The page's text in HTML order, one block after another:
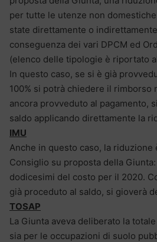
per tutte le utenze non
state direttamente o
conseguenza dei vari DPCM ed
(elenco delle tipologie è riportato
In questo caso, se si è già
100% si potrà chiedere il rimborso
ancora provveduto al pagamento,
saldo applicando direttamente la
IMU
Anche in questo caso, la riduzione
Consiglio su proposta della
dodicesimi del costo per il 2020.
già proceduto al saldo, si gioverà
TOSAP
La Giunta aveva deliberato la
sia per le occupazioni di suolo